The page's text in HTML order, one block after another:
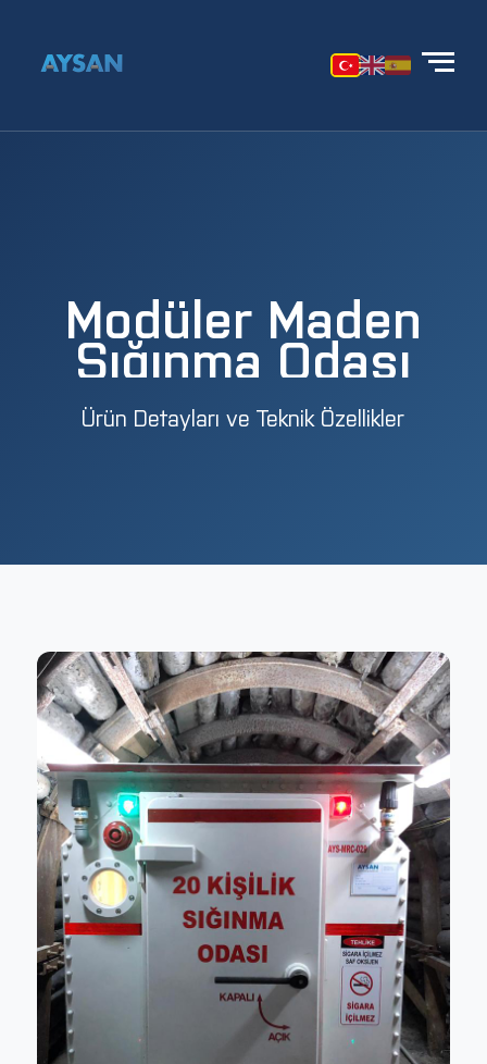
Modüler Maden
Sığınma Odası
Ürün Detayları ve Teknik Özellikler